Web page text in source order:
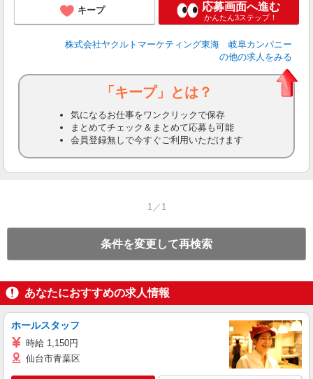
キープ 応募画面へ進む
かんたん3ステップ！
株式会社ヤクルトマーケティング東海 岐阜カンパニー
の他の求人をみる
「キープ」とは？
気になるお仕事をワンクリックで保存
まとめてチェック＆まとめて応募も可能
会員登録無しで今すぐご利用いただけます
1／1
条件を変更して再検索
あなたにおすすめの求人情報
ホールスタッフ
時給 1,150円
仙台市青葉区